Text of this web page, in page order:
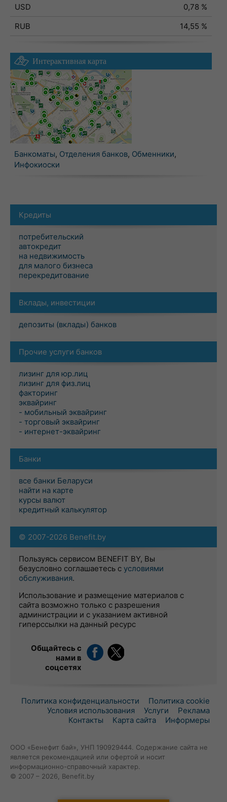
USD
0,78 %
RUB
14,55 %
Интерактивная карта
Банкоматы, Отделения банков, Обменники,
Инфокиоски
Кредиты
потребительский
автокредит
на недвижимость
для малого бизнеса
перекредитование
Вклады, инвестиции
депозиты (вклады) банков
Прочие услуги банков
лизинг для юр.лиц
лизинг для физ.лиц
факторинг
эквайринг
- мобильный эквайринг
- торговый эквайринг
- интернет-эквайринг
Банки
все банки Беларуси
найти на карте
курсы валют
кредитный калькулятор
© 2007-2026 Benefit.by
Пользуясь сервисом BENEFIT BY, Вы
безусловно соглашаетесь с условиями
обслуживания.
Использование и размещение материалов с
сайта возможно только с разрешения
администрации и с указанием активной
гиперссылки на данный ресурс
Общайтесь с
нами в
соцсетях
Политика конфиденциальности
Политика cookie
Условия использования
Услуги
Реклама
Контакты
Карта сайта Информеры
ООО «Бенефит бай», УНП 190929444. Содержание сайта не
является рекомендацией или офертой и носит
информационно-справочный характер.
© 2007 – 2026, Benefit.by